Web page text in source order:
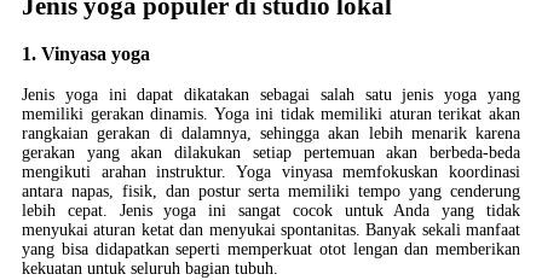
1. Vinyasa yoga
Jenis yoga ini dapat dikatakan sebagai salah satu jenis yoga yang
memiliki gerakan dinamis. Yoga ini tidak memiliki aturan terikat akan
rangkaian gerakan di dalamnya, sehingga akan lebih menarik karena
gerakan yang akan dilakukan setiap pertemuan akan berbeda-beda
mengikuti arahan instruktur. Yoga vinyasa memfokuskan koordinasi
antara napas, fisik, dan postur serta memiliki tempo yang cenderung
lebih cepat. Jenis yoga ini sangat cocok untuk Anda yang tidak
menyukai aturan ketat dan menyukai spontanitas. Banyak sekali manfaat
yang bisa didapatkan seperti memperkuat otot lengan dan memberikan
kekuatan untuk seluruh bagian tubuh.